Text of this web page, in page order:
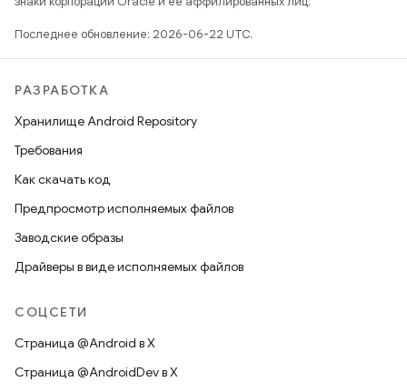
Последнее обновление: 2026-06-22 UTC.
РАЗРАБОТКА
Хранилище Android Repository
Требования
Как скачать код
Предпросмотр исполняемых файлов
Заводские образы
Драйверы в виде исполняемых файлов
СОЦСЕТИ
Страница @Android в X
Страница @AndroidDev в X